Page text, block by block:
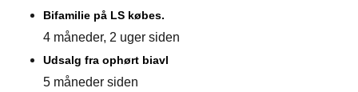
Bifamilie på LS købes.
4 måneder, 2 uger siden
Udsalg fra ophørt biavl
5 måneder siden